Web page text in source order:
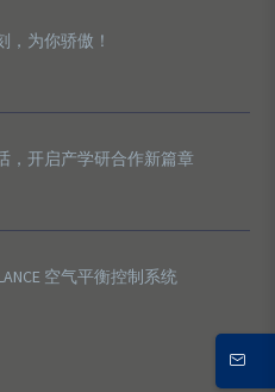
，为你骄傲！
，开启产学研合作新篇章
空气平衡控制系统